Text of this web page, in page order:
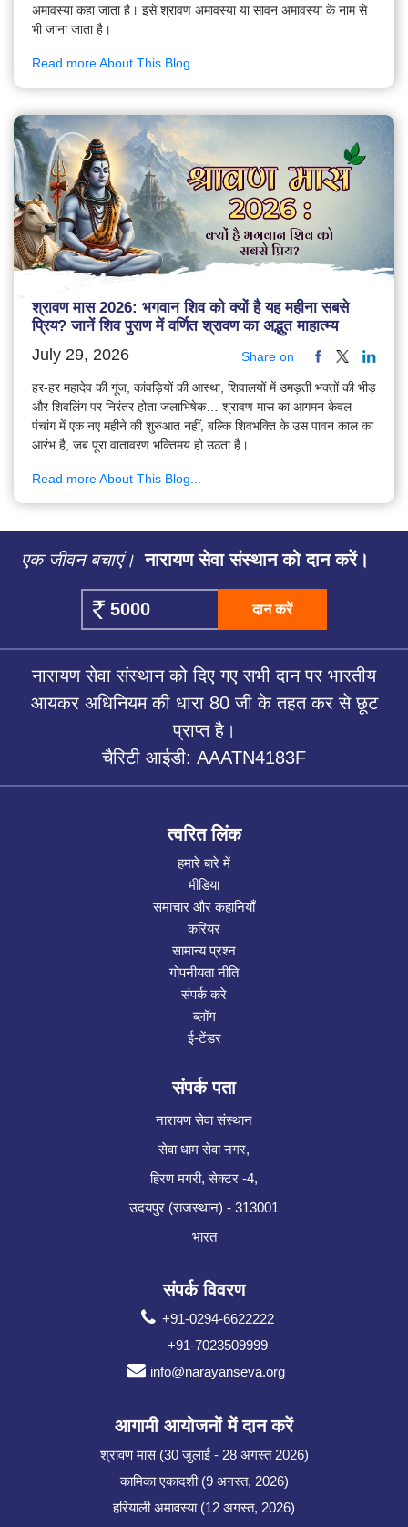
अमावस्या कहा जाता है। इसे श्रावण अमावस्या या सावन अमावस्या के नाम से
भी जाना जाता है।
Read more About This Blog...
श्रावण मास 2026: भगवान शिव को क्यों है यह महीना सबसे
प्रिय? जानें शिव पुराण में वर्णित श्रावण का अद्भुत माहात्म्य
July 29, 2026 Share on
हर-हर महादेव की गूंज, कांवड़ियों की आस्था, शिवालयों में उमड़ती भक्तों की भीड़
और शिवलिंग पर निरंतर होता जलाभिषेक… श्रावण मास का आगमन केवल
पंचांग में एक नए महीने की शुरुआत नहीं, बल्कि शिवभक्ति के उस पावन काल का
आरंभ है, जब पूरा वातावरण भक्तिमय हो उठता है।
Read more About This Blog...
एक जीवन बचाएं। नारायण सेवा संस्थान को दान करें।
दान करें
नारायण सेवा संस्थान को दिए गए सभी दान पर भारतीय
आयकर अधिनियम की धारा 80 जी के तहत कर से छूट
प्राप्त है।
चैरिटी आईडी: AAATN4183F
त्वरित लिंक
हमारे बारे में
मीडिया
समाचार और कहानियाँ
करियर
सामान्य प्रश्न
गोपनीयता नीति
संपर्क करे
ब्लॉग
ई-टेंडर
संपर्क पता
नारायण सेवा संस्थान
सेवा धाम सेवा नगर,
हिरण मगरी, सेक्टर -4,
उदयपुर (राजस्थान) - 313001
भारत
संपर्क विवरण
+91-0294-6622222
+91-7023509999
info@narayanseva.org
आगामी आयोजनों में दान करें
श्रावण मास (30 जुलाई - 28 अगस्त 2026)
कामिका एकादशी (9 अगस्त, 2026)
हरियाली अमावस्या (12 अगस्त, 2026)